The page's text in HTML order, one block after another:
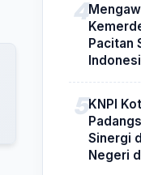
Pacitan
KNPI
Sinergi
Negeri